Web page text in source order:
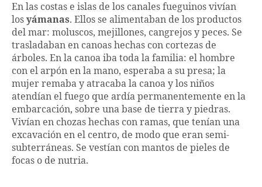
En las costas e islas de los canales fueguinos vivían
los yámanas. Ellos se alimentaban de los productos
del mar: moluscos, mejillones, cangrejos y peces. Se
trasladaban en canoas hechas con cortezas de
árboles. En la canoa iba toda la familia: el hombre
con el arpón en la mano, esperaba a su presa; la
mujer remaba y atracaba la canoa y los niños
atendían el fuego que ardía permanentemente en la
embarcación, sobre una base de tierra y piedras.
Vivían en chozas hechas con ramas, que tenían una
excavación en el centro, de modo que eran semi-
subterráneas. Se vestían con mantos de pieles de
focas o de nutria.